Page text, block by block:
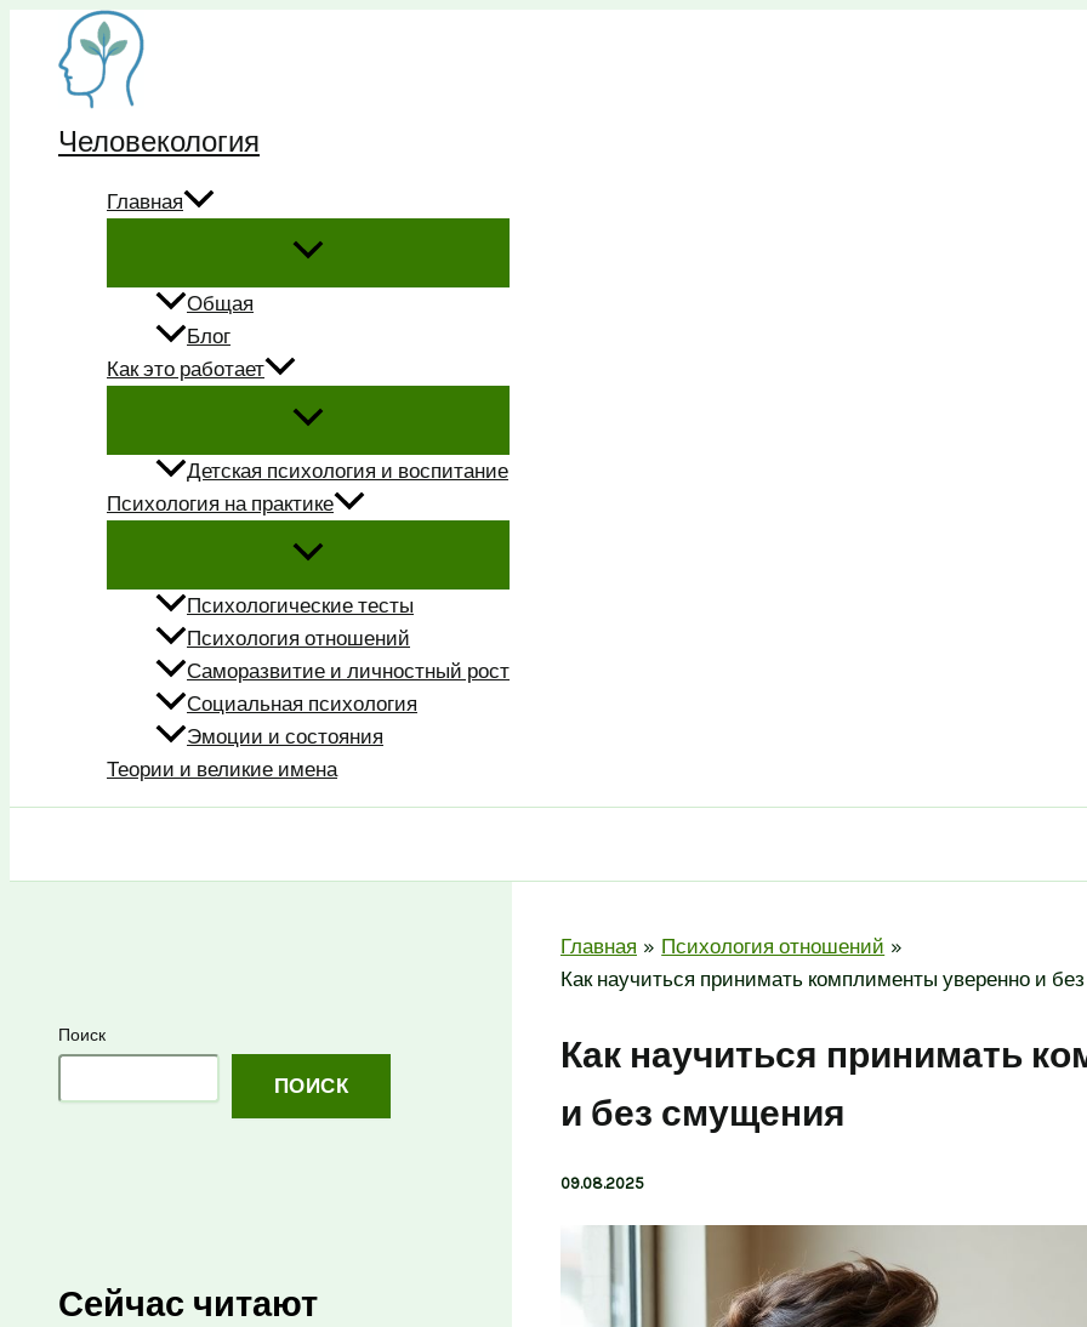
Перейти
содержимому
Человекология
Главная
Общая
Блог
Как это работает
Детская психология и воспитание
Психология на практике
Психологические тесты
Психология отношений
Саморазвитие и личностный рост
Социальная психология
Эмоции и состояния
Теории и великие имена
Поиск
ПОИСК
Сейчас читают
Главная
Психология отношений
Как научиться принимать комплименты уверенно и
Как научиться принимать
и без смущения
09.08.2025